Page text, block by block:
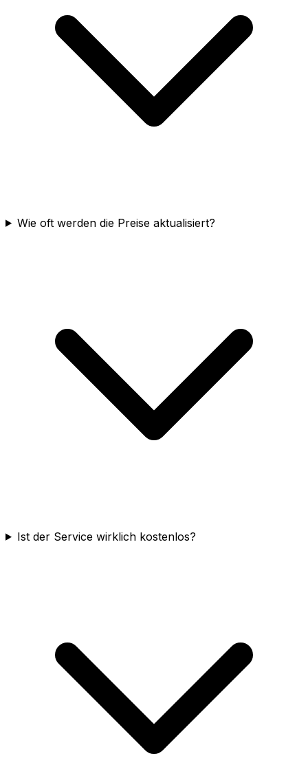
Wie oft werden die Preise aktualisiert?
Ist der Service wirklich kostenlos?